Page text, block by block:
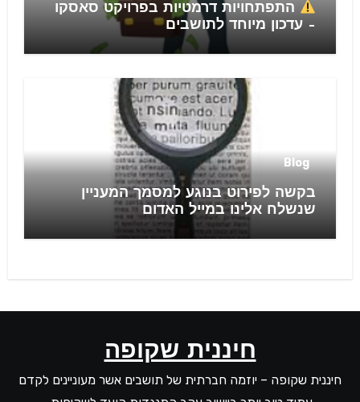
התפתחויות דרמטיות בפרויקט סאסקו
– עדכון מיוחד לתושבים
Blog
בקשה לפירוט בנוגע למסמך המעניין
שנשלח אלינו במייל האדום
חיננית שקופה
חיננית שקופה – יוזמה חברתית של תושבים אשר מעוניינים לקדם